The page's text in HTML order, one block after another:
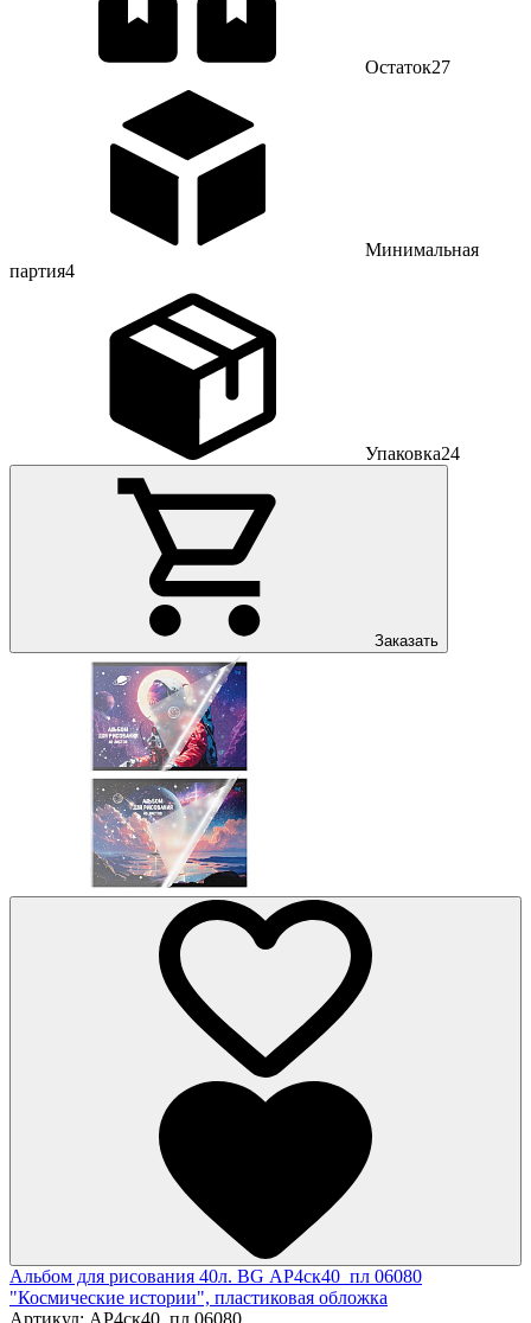
Остаток27
Минимальная
партия4
Упаковка24
Заказать
Альбом для рисования 40л. BG АР4ск40_пл 06080
"Космические истории", пластиковая обложка
Артикул: АР4ск40_пл 06080